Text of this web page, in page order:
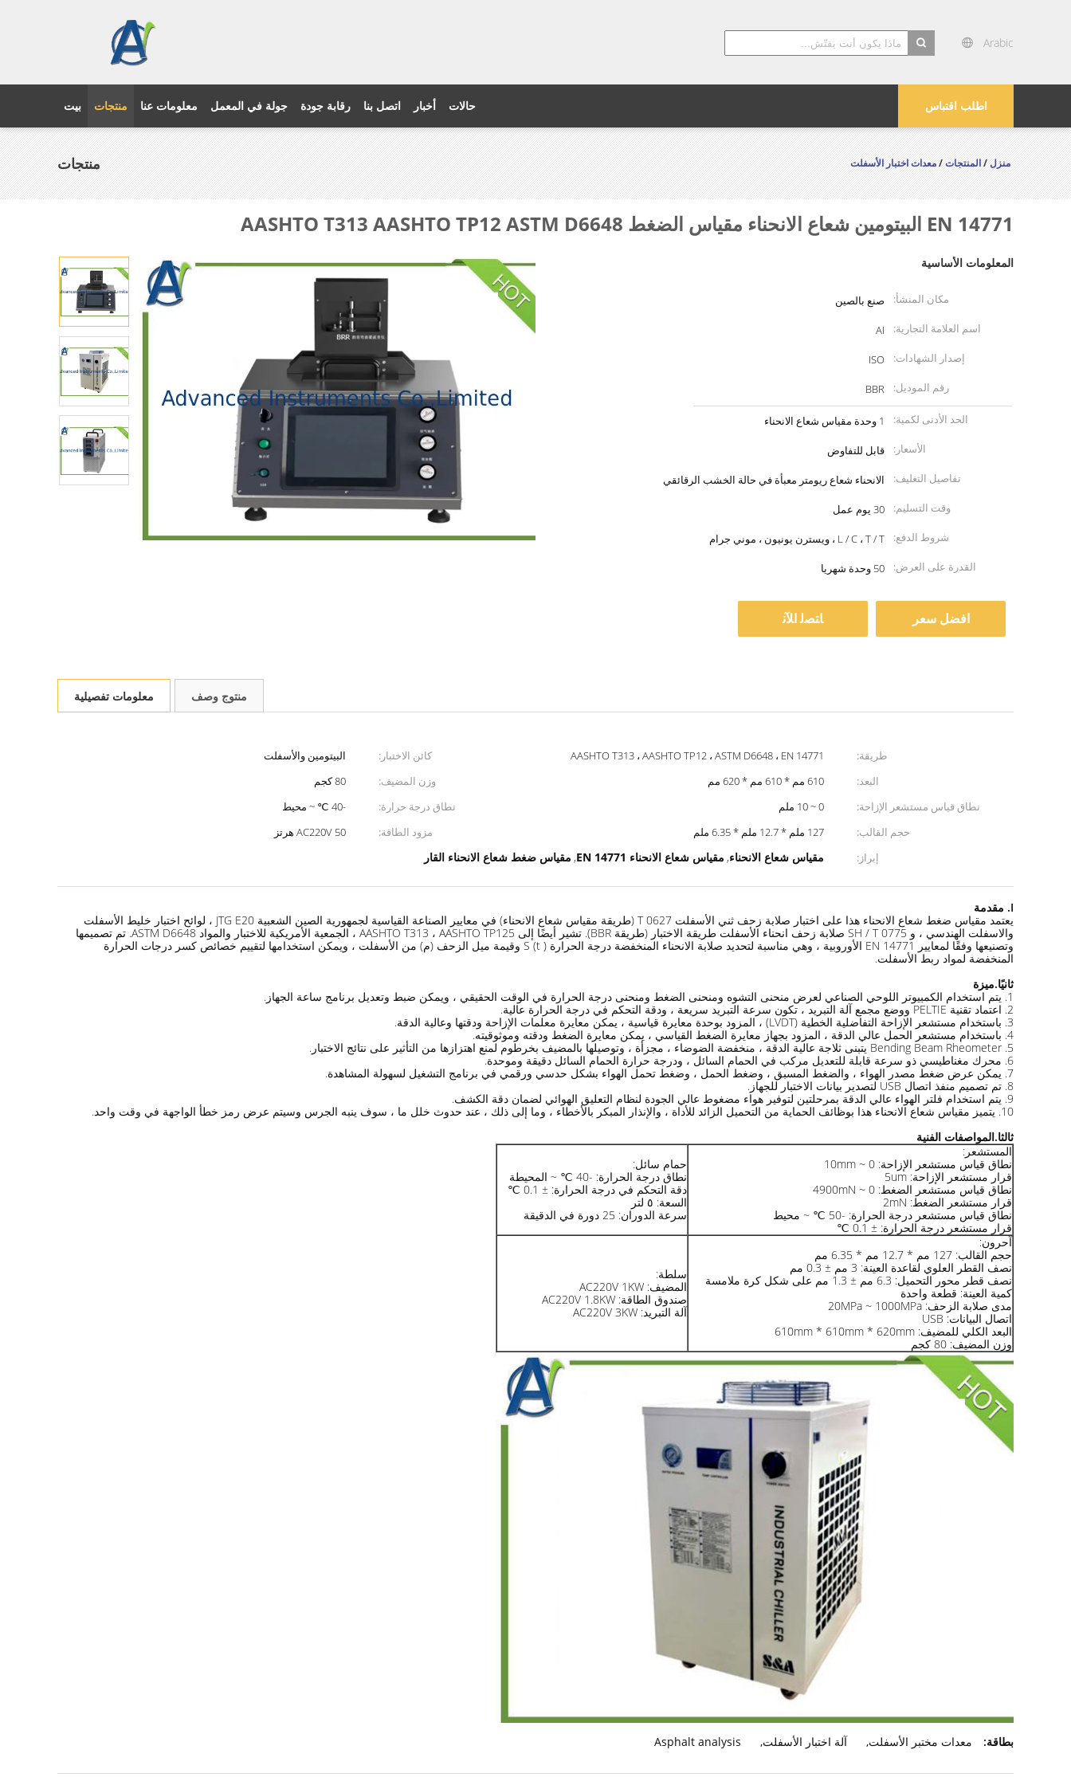
Arabic
اطلب اقتباس بيت منتجات معلومات عنا جولة في المعمل رقابة جودة اتصل بنا أخبار حالات
منتجات منزل/المنتجات/معدات اختبار الأسفلت
EN 14771 البيتومين شعاع الانحناء مقياس الضغط AASHTO T313 AASHTO TP12 ASTM D6648
المعلومات الأساسية
مكان المنشأ:
صنع بالصين
اسم العلامة التجارية:
AI
إصدار الشهادات:
ISO
رقم الموديل:
BBR
الحد الأدنى لكمية:
1 وحدة مقياس شعاع الانحناء
الأسعار:
قابل للتفاوض
تفاصيل التغليف:
الانحناء شعاع ريومتر معبأة في حالة الخشب الرقائقي
وقت التسليم:
30 يوم عمل
شروط الدفع:
L / C ، T / T ، ويسترن يونيون ، موني جرام
القدرة على العرض:
50 وحدة شهريا
افضل سعر ﺎﺘﺼﻟ ﺍﻶﻧ
معلومات تفصيلية منتوج وصف
طريقة: AASHTO T313 ، AASHTO TP12 ، ASTM D6648 ، EN 14771 كائن الاختبار:
البيتومين والأسفلت
البعد:
610 مم * 610 مم * 620 مم وزن المضيف:
80 كجم
نطاق قياس مستشعر الإزاحة:
0 ~ 10 ملم نطاق درجة حرارة:
-40 ℃ ~ محيط
حجم القالب:
127 ملم * 12.7 ملم * 6.35 ملم مزود الطاقة:
AC220V 50 هرتز
إبراز:
مقياس شعاع الانحناء, مقياس شعاع الانحناء EN 14771 , مقياس ضغط شعاع الانحناء القار
I. مقدمة
يعتمد مقياس ضغط شعاع الانحناء هذا على اختبار صلابة زحف ثني الأسفلت T 0627 (طريقة مقياس شعاع الانحناء) في معايير الصناعة القياسية لجمهورية الصين الشعبية JTG E20 ، لوائح اختبار خليط الأسفلت
والاسفلت الهندسي ، و SH / T 0775 صلابة زحف انحناء الأسفلت طريقة الاختبار (طريقة BBR). تشير أيضًا إلى AASHTO T313 ، AASHTO TP125 ، الجمعية الأمريكية للاختبار والمواد ASTM D6648. تم تصميمها
وتصنيعها وفقًا لمعايير EN 14771 الأوروبية ، وهي مناسبة لتحديد صلابة الانحناء المنخفضة درجة الحرارة S (t ) وقيمة ميل الزحف (م) من الأسفلت ، ويمكن استخدامها لتقييم خصائص كسر درجات الحرارة
المنخفضة لمواد ربط الأسفلت.
ثانيًا.ميزة
1. يتم استخدام الكمبيوتر اللوحي الصناعي لعرض منحنى التشوه ومنحنى الضغط ومنحنى درجة الحرارة في الوقت الحقيقي ، ويمكن ضبط وتعديل برنامج ساعة الجهاز.
2. اعتماد تقنية PELTIE ووضع مجمع آلة التبريد ، تكون سرعة التبريد سريعة ، ودقة التحكم في درجة الحرارة عالية.
3. باستخدام مستشعر الإزاحة التفاضلية الخطية (LVDT) ، المزود بوحدة معايرة قياسية ، يمكن معايرة معلمات الإزاحة ودقتها وعالية الدقة.
4. باستخدام مستشعر الحمل عالي الدقة ، المزود بجهاز معايرة الضغط القياسي ، يمكن معايرة الضغط ودقته وموثوقيته.
5. Bending Beam Rheometer يتبنى ثلاجة عالية الدقة ، منخفضة الضوضاء ، مجزأة ، وتوصيلها بالمضيف بخرطوم لمنع اهتزازها من التأثير على نتائج الاختبار.
6. محرك مغناطيسي ذو سرعة قابلة للتعديل مركب في الحمام السائل ، ودرجة حرارة الحمام السائل دقيقة وموحدة.
7. يمكن عرض ضغط مصدر الهواء ، والضغط المسبق ، وضغط الحمل ، وضغط تحمل الهواء بشكل حدسي ورقمي في برنامج التشغيل لسهولة المشاهدة.
8. تم تصميم منفذ اتصال USB لتصدير بيانات الاختبار للجهاز.
9. يتم استخدام فلتر الهواء عالي الدقة بمرحلتين لتوفير هواء مضغوط عالي الجودة لنظام التعليق الهوائي لضمان دقة الكشف.
10. يتميز مقياس شعاع الانحناء هذا بوظائف الحماية من التحميل الزائد للأداة ، والإنذار المبكر بالأخطاء ، وما إلى ذلك ، عند حدوث خلل ما ، سوف ينبه الجرس وسيتم عرض رمز خطأ الواجهة في وقت واحد.
ثالثا.المواصفات الفنية
المستشعر:
نطاق قياس مستشعر الإزاحة: 0 ~ 10mm
قرار مستشعر الإزاحة: 5um
نطاق قياس مستشعر الضغط: 0 ~ 4900mN
قرار مستشعر الضغط: 2mN
نطاق قياس مستشعر درجة الحرارة: -50 ℃ ~ محيط
قرار مستشعر درجة الحرارة: ± 0.1 ℃
حمام سائل:
نطاق درجة الحرارة: -40 ℃ ~ المحيطة
دقة التحكم في درجة الحرارة: ± 0.1 ℃
السعة: ٥ لتر
سرعة الدوران: 25 دورة في الدقيقة
آحرون:
حجم القالب: 127 مم * 12.7 مم * 6.35 مم
نصف القطر العلوي لقاعدة العينة: 3 مم ± 0.3 مم
نصف قطر محور التحميل: 6.3 مم ± 1.3 مم على شكل كرة ملامسة
كمية العينة: قطعة واحدة
مدى صلابة الزحف: 20MPa ~ 1000MPa
اتصال البيانات: USB
البعد الكلي للمضيف: 610mm * 610mm * 620mm
وزن المضيف: 80 كجم
سلطة:
المضيف: AC220V 1KW
صندوق الطاقة: AC220V 1.8KW
آلة التبريد: AC220V 3KW
بطاقة: معدات مختبر الأسفلت, آلة اختبار الأسفلت,
Asphalt analysis